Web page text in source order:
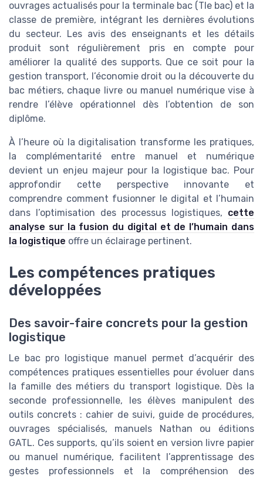
ouvrages actualisés pour la terminale bac (Tle bac) et la
classe de première, intégrant les dernières évolutions
du secteur. Les avis des enseignants et les détails
produit sont régulièrement pris en compte pour
améliorer la qualité des supports. Que ce soit pour la
gestion transport, l’économie droit ou la découverte du
bac métiers, chaque livre ou manuel numérique vise à
rendre l’élève opérationnel dès l’obtention de son
diplôme.
À l’heure où la digitalisation transforme les pratiques,
la complémentarité entre manuel et numérique
devient un enjeu majeur pour la logistique bac. Pour
approfondir cette perspective innovante et
comprendre comment fusionner le digital et l’humain
dans l’optimisation des processus logistiques, cette
analyse sur la fusion du digital et de l’humain dans
la logistique offre un éclairage pertinent.
Les compétences pratiques
développées
Des savoir-faire concrets pour la gestion
logistique
Le bac pro logistique manuel permet d’acquérir des
compétences pratiques essentielles pour évoluer dans
la famille des métiers du transport logistique. Dès la
seconde professionnelle, les élèves manipulent des
outils concrets : cahier de suivi, guide de procédures,
ouvrages spécialisés, manuels Nathan ou éditions
GATL. Ces supports, qu’ils soient en version livre papier
ou manuel numérique, facilitent l’apprentissage des
gestes professionnels et la compréhension des